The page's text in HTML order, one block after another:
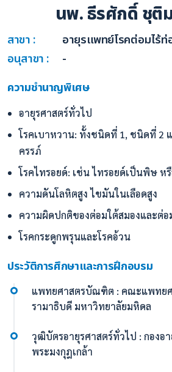
นพ. ธีรศักดิ์ ชุติ
สาขา :
อายุรแพทย์โรคต่อมไร้ท่
อนุสาขา :
-
ความชำนาญพิเศษ
อายุรศาสตร์ทั่วไป
โรคเบาหวาน: ทั้งชนิดที่ 1, ชนิดที่ 2
ครรภ์
โรคไทรอยด์: เช่น ไทรอยด์เป็นพิษ ห
ความดันโลหิตสูง ไขมันในเลือดสูง
ความผิดปกติของต่อมใต้สมองและต่อ
โรคกระดูกพรุนและโรคอ้วน
ประวัติการศึกษาและการฝึกอบรม
แพทยศาสตรบัณฑิต : คณะแพทยศ
รามาธิบดี มหาวิทยาลัยมหิดล
วุฒิบัตรอายุรศาสตร์ทั่วไป : กองอ
พระมงกุฎเกล้า